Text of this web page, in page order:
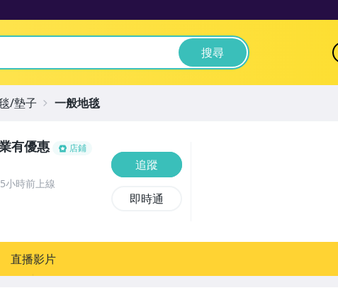
搜尋
有優惠
店鋪
5小時前上線
追蹤
即時通
直播影片
/墊子 一般地毯